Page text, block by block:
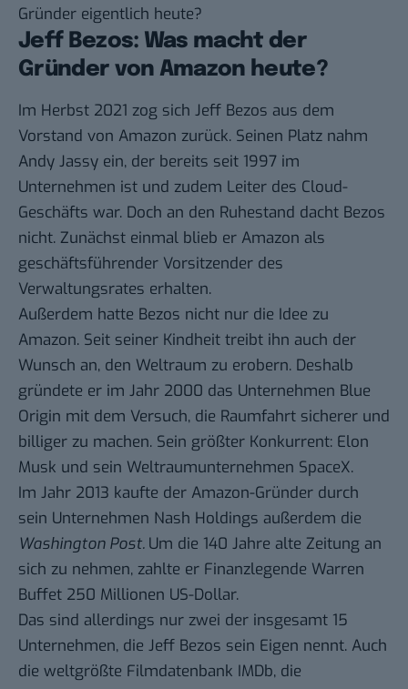
Gründer eigentlich heute?
Jeff Bezos: Was macht der
Gründer von Amazon heute?
Im Herbst 2021 zog sich Jeff Bezos aus dem
Vorstand von Amazon zurück. Seinen Platz nahm
Andy Jassy ein, der bereits seit 1997 im
Unternehmen ist und zudem Leiter des Cloud-
Geschäfts war. Doch an den Ruhestand dacht Bezos
nicht. Zunächst einmal blieb er Amazon als
geschäftsführender Vorsitzender des
Verwaltungsrates erhalten.
Außerdem hatte Bezos nicht nur die Idee zu
Amazon. Seit seiner Kindheit treibt ihn auch der
Wunsch an, den Weltraum zu erobern. Deshalb
gründete er im Jahr 2000 das Unternehmen Blue
Origin mit dem Versuch, die Raumfahrt sicherer und
billiger zu machen. Sein größter Konkurrent: Elon
Musk und sein Weltraumunternehmen SpaceX.
Im Jahr 2013 kaufte der Amazon-Gründer durch
sein Unternehmen Nash Holdings außerdem die
Washington Post. Um die 140 Jahre alte Zeitung an
sich zu nehmen, zahlte er Finanzlegende Warren
Buffet 250 Millionen US-Dollar.
Das sind allerdings nur zwei der insgesamt 15
Unternehmen, die Jeff Bezos sein Eigen nennt. Auch
die weltgrößte Filmdatenbank IMDb, die